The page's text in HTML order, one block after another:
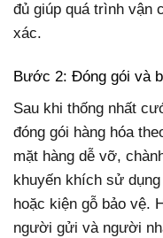
đủ giúp quá trình vận
xác.
Bước 2: Đóng gói và
Sau khi thống nhất
đóng gói hàng hóa
mặt hàng dễ vỡ,
khuyến khích sử
hoặc kiện gỗ bảo vệ.
người gửi và người